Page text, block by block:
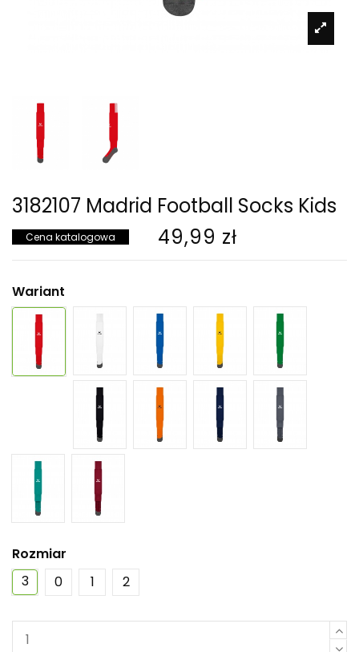
3182107 Madrid Football Socks Kids
Cena katalogowa 49,99 zł
Wariant
Rozmiar
3
0 1 2